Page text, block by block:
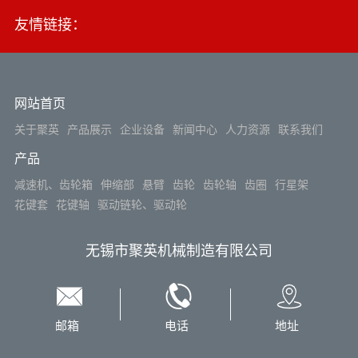
友情链接：
网站首页
关于聚英 产品展示 企业设备 新闻中心 人力资源 联系我们
产品
减速机、齿轮箱 伸缩部 悬臂 齿轮 齿轮轴 齿圈
行星架
花键套
花键轴 驱动链轮、驱动轮
无锡市聚英机械制造有限公司
邮箱 电话 地址